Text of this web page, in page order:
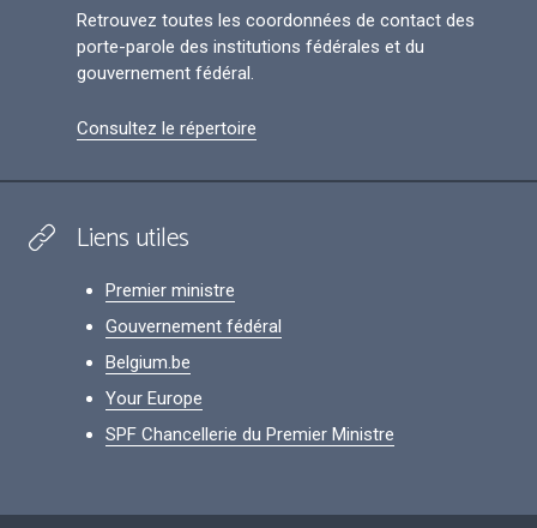
Retrouvez toutes les coordonnées de contact des
porte-parole des institutions fédérales et du
gouvernement fédéral.
Consultez le répertoire
Liens utiles
Premier ministre
Gouvernement fédéral
Belgium.be
Your Europe
SPF Chancellerie du Premier Ministre